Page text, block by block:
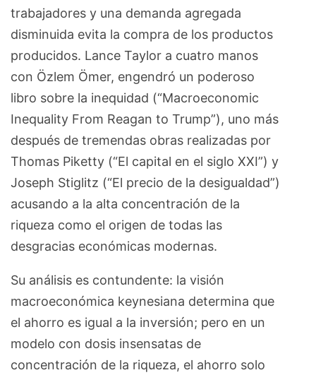
trabajadores y una demanda agregada
disminuida evita la compra de los productos
producidos. Lance Taylor a cuatro manos
con Özlem Ömer, engendró un poderoso
libro sobre la inequidad (“Macroeconomic
Inequality From Reagan to Trump”), uno más
después de tremendas obras realizadas por
Thomas Piketty (“El capital en el siglo XXI”) y
Joseph Stiglitz (“El precio de la desigualdad”)
acusando a la alta concentración de la
riqueza como el origen de todas las
desgracias económicas modernas.
Su análisis es contundente: la visión
macroeconómica keynesiana determina que
el ahorro es igual a la inversión; pero en un
modelo con dosis insensatas de
concentración de la riqueza, el ahorro solo